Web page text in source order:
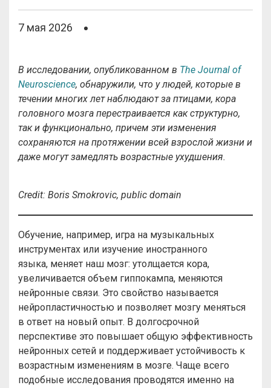
7 мая 2026
В исследовании, опубликованном в The Journal of
Neuroscience, обнаружили, что у людей, которые в
течении многих лет наблюдают за птицами, кора
головного мозга перестраивается как структурно,
так и функционально, причем эти изменения
сохраняются на протяжении всей взрослой жизни и
даже могут замедлять возрастные ухудшения.
Credit: Boris Smokrovic, public domain
Обучение, например, игра на музыкальных
инструментах или изучение иностранного
языка, меняет наш мозг: утолщается кора,
увеличивается объем гиппокампа, меняются
нейронные связи. Это свойство называется
нейропластичностью и позволяет мозгу меняться
в ответ на новый опыт. В долгосрочной
перспективе это повышает общую эффективность
нейронных сетей и поддерживает устойчивость к
возрастным изменениям в мозге. Чаще всего
подобные исследования проводятся именно на